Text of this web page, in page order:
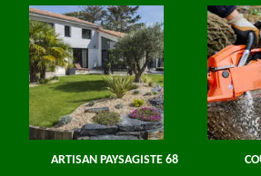
ARTISAN PAYSAGISTE 68